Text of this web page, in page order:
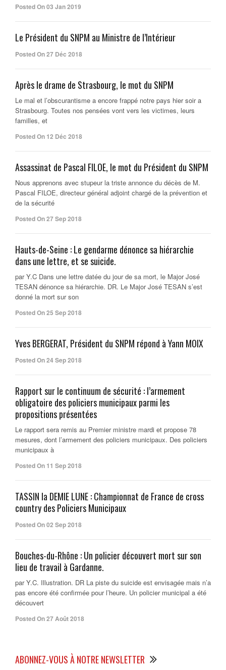
Posted On 03 Jan 2019
Le Président du SNPM au Ministre de l’Intérieur
Posted On 27 Déc 2018
Après le drame de Strasbourg, le mot du SNPM
Le mal et l’obscurantisme a encore frappé notre pays hier soir a
Strasbourg. Toutes nos pensées vont vers les victimes, leurs
familles, et
Posted On 12 Déc 2018
Assassinat de Pascal FILOE, le mot du Président du SNPM
Nous apprenons avec stupeur la triste annonce du décès de M.
Pascal FILOE, directeur général adjoint chargé de la prévention et
de la sécurité
Posted On 27 Sep 2018
Hauts-de-Seine : Le gendarme dénonce sa hiérarchie
dans une lettre, et se suicide.
par Y.C Dans une lettre datée du jour de sa mort, le Major José
TESAN dénonce sa hiérarchie. DR. Le Major José TESAN s’est
donné la mort sur son
Posted On 25 Sep 2018
Yves BERGERAT, Président du SNPM répond à Yann MOIX
Posted On 24 Sep 2018
Rapport sur le continuum de sécurité : l’armement
obligatoire des policiers municipaux parmi les
propositions présentées
Le rapport sera remis au Premier ministre mardi et propose 78
mesures, dont l’armement des policiers municipaux. Des policiers
municipaux à
Posted On 11 Sep 2018
TASSIN la DEMIE LUNE : Championnat de France de cross
country des Policiers Municipaux
Posted On 02 Sep 2018
Bouches-du-Rhône : Un policier découvert mort sur son
lieu de travail à Gardanne.
par Y.C. Illustration. DR La piste du suicide est envisagée mais n’a
pas encore été confirmée pour l’heure. Un policier municipal a été
découvert
Posted On 27 Août 2018
ABONNEZ-VOUS À NOTRE NEWSLETTER